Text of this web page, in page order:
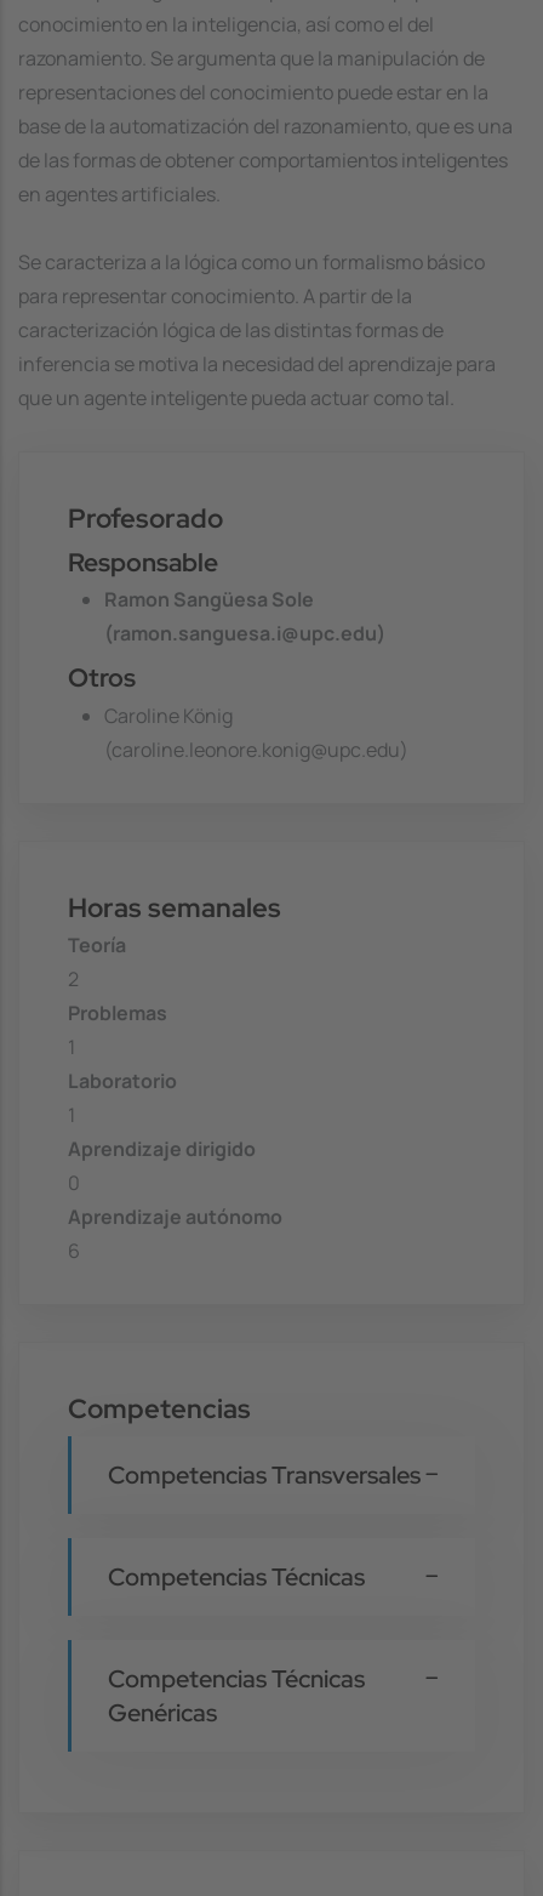
conocimiento en la inteligencia, así como el del
razonamiento. Se argumenta que la manipulación de
representaciones del conocimiento puede estar en la
base de la automatización del razonamiento, que es una
de las formas de obtener comportamientos inteligentes
en agentes artificiales.
Se caracteriza a la lógica como un formalismo básico
para representar conocimiento. A partir de la
caracterización lógica de las distintas formas de
inferencia se motiva la necesidad del aprendizaje para
que un agente inteligente pueda actuar como tal.
Profesorado
Responsable
Ramon Sangüesa Sole
(ramon.sanguesa.i@upc.edu)
Otros
Caroline König
(caroline.leonore.konig@upc.edu)
Horas semanales
Teoría
2
Problemas
1
Laboratorio
1
Aprendizaje dirigido
0
Aprendizaje autónomo
6
Competencias
Competencias Transversales
Competencias Técnicas
Competencias Técnicas
Genéricas